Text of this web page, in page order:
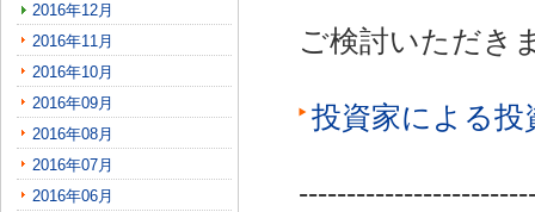
2016年12月
2016年11月
2016年10月
2016年09月
2016年08月
2016年07月
2016年06月
ご検討いただき
投資家による